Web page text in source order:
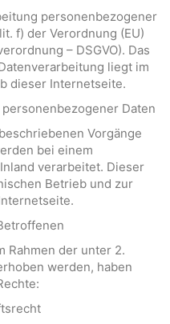
personenbezogener
f) der Verordnung (EU)
– DSGVO). Das
liegt im
dieser Internetseite.
Daten
Vorgänge
bei einem
verarbeitet. Dieser
Betrieb und zur
Rahmen der unter 2.
werden, haben